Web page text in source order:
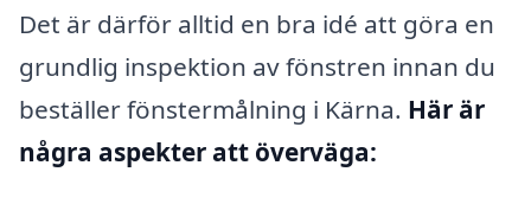
Det är därför alltid en bra idé att göra en
grundlig inspektion av fönstren innan du
beställer fönstermålning i Kärna. Här är
några aspekter att överväga: